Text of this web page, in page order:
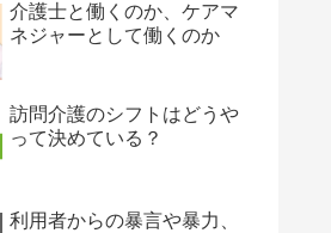
介護士と働くのか、ケアマ
ネジャーとして働くのか
訪問介護のシフトはどうや
って決めている？
利用者からの暴言や暴力、